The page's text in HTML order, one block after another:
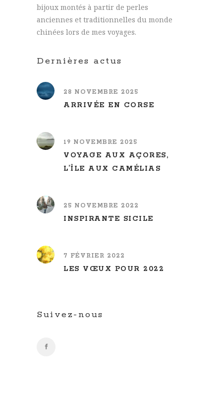
bijoux montés à partir de perles
anciennes et traditionnelles du monde
chinées lors de mes voyages.
Dernières actus
28 NOVEMBRE 2025
ARRIVÉE EN CORSE
19 NOVEMBRE 2025
VOYAGE AUX AÇORES,
L’ÎLE AUX CAMÉLIAS
25 NOVEMBRE 2022
INSPIRANTE SICILE
7 FÉVRIER 2022
LES VŒUX POUR 2022
Suivez-nous